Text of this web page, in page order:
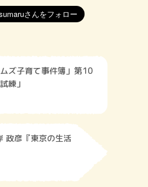
ズ子育て事件簿」第10
練」
彦『東京の生活